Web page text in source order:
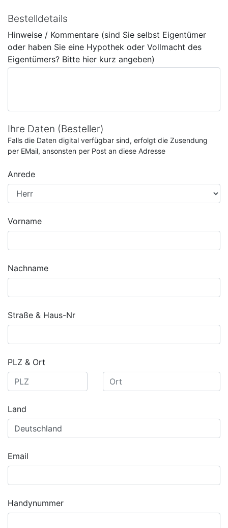
Bestelldetails
Hinweise / Kommentare (sind Sie selbst Eigentümer
oder haben Sie eine Hypothek oder Vollmacht des
Eigentümers? Bitte hier kurz angeben)
Ihre Daten (Besteller)
Falls die Daten digital verfügbar sind, erfolgt die Zusendung
per EMail, ansonsten per Post an diese Adresse
Anrede
Vorname
Nachname
Straße & Haus-Nr
PLZ & Ort
Land
Email
Handynummer